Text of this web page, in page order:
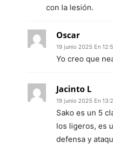
con la lesión.
Oscar
19 junio 2025 En
Yo creo que
Jacinto L
19 junio 2025 En
Sako es un 5
los ligeros, es
defensa y